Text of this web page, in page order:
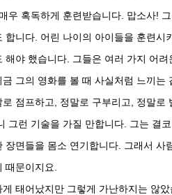
우 혹독하게 훈련받습니다. 맙소사! 그
합니다. 어린 나이의 아이들을 훈련시
해야 했습니다. 그들은 여러 가지 어
금 그의 영화를 볼 때 사실처럼 느끼는
로 점프하고, 정말로 구부리고, 정말로
그런 기술을 가질 만합니다. 그는 결
장면들을 몸소 연기합니다. 그래서 사
때문이지요.
게 태어났지만 그렇게 가난하지는 않